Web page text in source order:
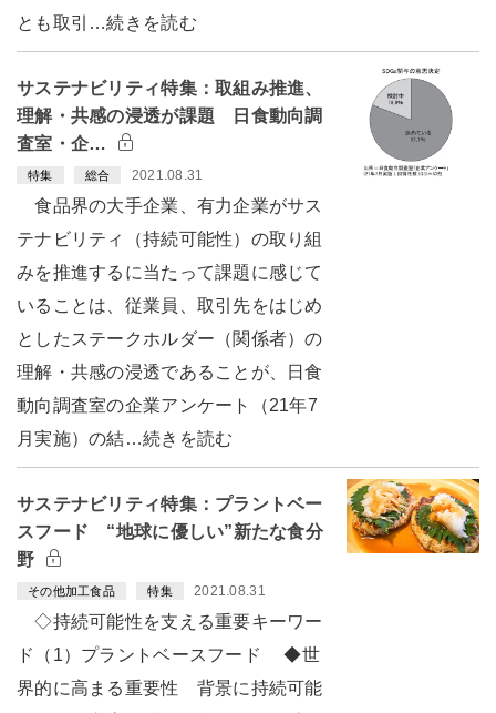
とも取引…続きを読む
サステナビリティ特集：取組み推進、
理解・共感の浸透が課題 日食動向調
査室・企…
特集 総合 2021.08.31
食品界の大手企業、有力企業がサス
テナビリティ（持続可能性）の取り組
みを推進するに当たって課題に感じて
いることは、従業員、取引先をはじめ
としたステークホルダー（関係者）の
理解・共感の浸透であることが、日食
動向調査室の企業アンケート（21年7
月実施）の結…続きを読む
サステナビリティ特集：プラントベー
スフード “地球に優しい”新たな食分
野
その他加工食品 特集 2021.08.31
◇持続可能性を支える重要キーワー
ド（1）プラントベースフード ◆世
界的に高まる重要性 背景に持続可能